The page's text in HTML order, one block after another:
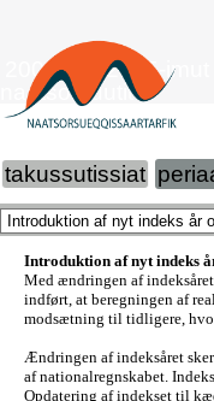
2006-imit 2015-
naatsorsuutit
takussutissiat